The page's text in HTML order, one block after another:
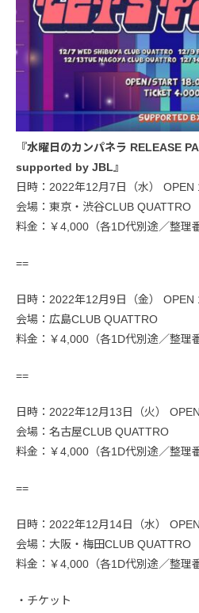
『水曜日のカンパネラ RELEASE
supported by JBL』
日時：2022年12月7日（水）
会場：東京・渋谷CLUB QUATTRO
料金：￥4,000（各1D代別途／整理
==
日時：2022年12月9日（金）
会場：広島CLUB QUATTRO
料金：￥4,000（各1D代別途／整理
==
日時：2022年12月13日（火）
会場：名古屋CLUB QUATTRO
料金：￥4,000（各1D代別途／整理
==
日時：2022年12月14日（水）
会場：大阪・梅田CLUB QUATTRO
料金：￥4,000（各1D代別途／整理
・チケット